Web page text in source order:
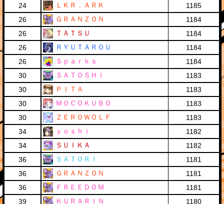
24
ＬＫＲ．ＡＲＫ
1185
26
ＧＲＡＮＺＯＮ
1184
26
ＴＡＴＳＵ
1184
26
ＲＹＵＴＡＲＯＵ
1184
26
Ｓｐａｒｋｓ
1184
30
ＳＡＴＯＳＨＩ
1183
30
ＰＩＴＡ
1183
30
ＭＯＣＯＫＵＢＯ
1183
30
ＺＥＲＯＷＯＬＦ
1183
34
ｙｏｓｈｉ
1182
34
ＳＵＩＫＡ
1182
36
ＳＡＴＯＲＩ
1181
36
ＧＲＡＮＺＯＮ
1181
36
ＦＲＥＥＤＯＭ
1181
39
ＫＵＲＡＲＩＮ
1180